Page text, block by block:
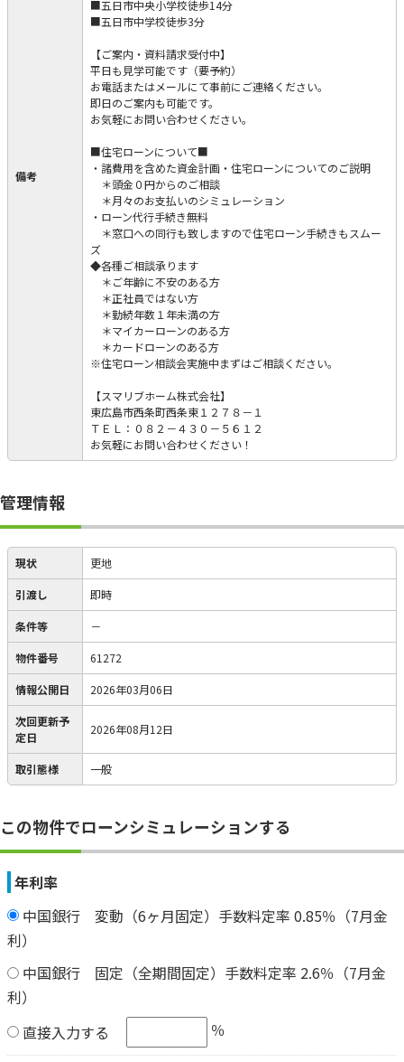
備考
■五日市中央小学校徒歩14分
■五日市中学校徒歩3分
【ご案内・資料請求受付中】
平日も見学可能です（要予約）
お電話またはメールにて事前にご連絡ください。
即日のご案内も可能です。
お気軽にお問い合わせください。
■住宅ローンについて■
・諸費用を含めた資金計画・住宅ローンについてのご説明
＊頭金０円からのご相談
＊月々のお支払いのシミュレーション
・ローン代行手続き無料
＊窓口への同行も致しますので住宅ローン手続きもスムー
ズ
◆各種ご相談承ります
＊ご年齢に不安のある方
＊正社員ではない方
＊勤続年数１年未満の方
＊マイカーローンのある方
＊カードローンのある方
※住宅ローン相談会実施中まずはご相談ください。
【スマリブホーム株式会社】
東広島市西条町西条東１２７８－１
ＴＥＬ：０８２－４３０－５６１２
お気軽にお問い合わせください！
管理情報
現状 更地
引渡し 即時
条件等 －
物件番号 61272
情報公開日 2026年03月06日
次回更新予
定日
2026年08月12日
取引態様 一般
この物件でローンシミュレーションする
年利率
中国銀行 変動（6ヶ月固定）手数料定率 0.85％（7月金
利）
中国銀行 固定（全期間固定）手数料定率 2.6％（7月金
利）
直接入力する
％